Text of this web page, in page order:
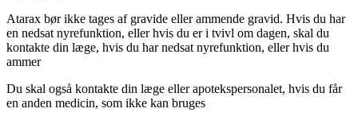
Atarax bør ikke tages af gravide eller ammende gravid. Hvis du har
en nedsat nyrefunktion, eller hvis du er i tvivl om dagen, skal du
kontakte din læge, hvis du har nedsat nyrefunktion, eller hvis du
ammer
Du skal også kontakte din læge eller apotekspersonalet, hvis du får
en anden medicin, som ikke kan bruges